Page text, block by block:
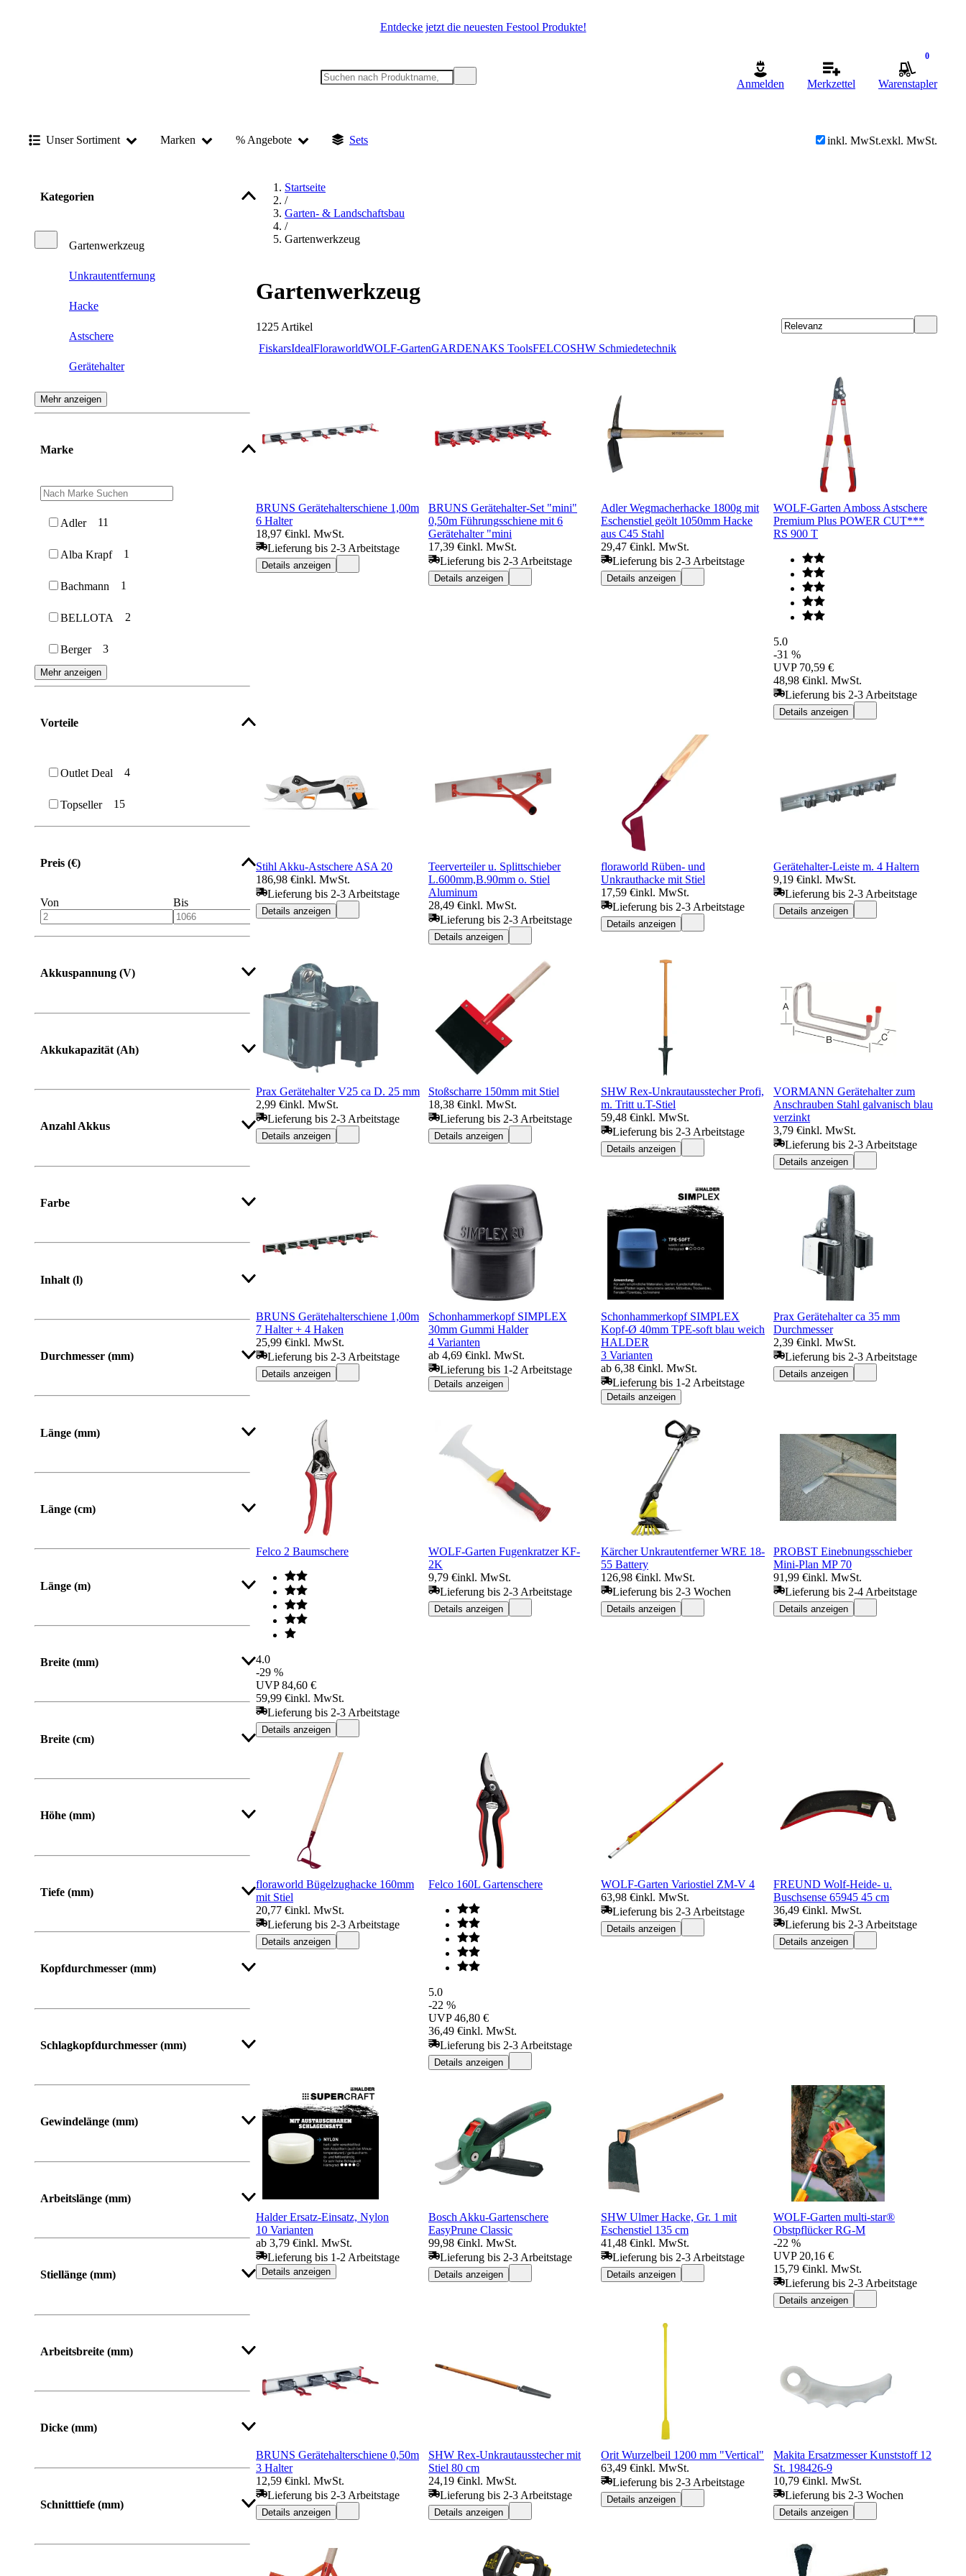
Entdecke jetzt die neuesten Festool Produkte!
Anmelden Merkzettel
0
Warenstapler
Unser Sortiment Marken % Angebote Sets inkl. MwSt.exkl. MwSt.
Kategorien
Gartenwerkzeug
Unkrautentfernung
Hacke
Astschere
Gerätehalter
Rechen
Teleskopstangen
Gartenschere
Axt
Beil
Blumenkelle
Rasenkantenschere
Abfüllschaufel
Kultivator
Mehr anzeigen
Marke
Adler 11
Alba Krapf 1
Bachmann 1
BELLOTA 2
Berger 3
Mehr anzeigen
Vorteile
Outlet Deal 4
Topseller 15
Preis (€)
Von Bis
Akkuspannung (V)
Akkukapazität (Ah)
Anzahl Akkus
Farbe
Inhalt (l)
Durchmesser (mm)
Länge (mm)
Von Bis
Länge (cm)
Länge (m)
Breite (mm)
Von Bis
Breite (cm)
Höhe (mm)
Von Bis
Tiefe (mm)
Kopfdurchmesser (mm)
Schlagkopfdurchmesser (mm)
Gewindelänge (mm)
Arbeitslänge (mm)
Stiellänge (mm)
Arbeitsbreite (mm)
Dicke (mm)
Schnitttiefe (mm)
Startseite
/
Garten- & Landschaftsbau
/
Gartenwerkzeug
Gartenwerkzeug
1225 Artikel
FiskarsIdealFloraworldWOLF-GartenGARDENAKS ToolsFELCOSHW Schmiedetechnik
BRUNS Gerätehalterschiene 1,00m
6 Halter
18,97 €inkl. MwSt.
Lieferung bis 2-3 Arbeitstage
Details anzeigen
BRUNS Gerätehalter-Set "mini"
0,50m Führungsschiene mit 6
Gerätehalter "mini
17,39 €inkl. MwSt.
Lieferung bis 2-3 Arbeitstage
Details anzeigen
Adler Wegmacherhacke 1800g mit
Eschenstiel geölt 1050mm Hacke
aus C45 Stahl
29,47 €inkl. MwSt.
Lieferung bis 2-3 Arbeitstage
Details anzeigen
WOLF-Garten Amboss Astschere
Premium Plus POWER CUT***
RS 900 T
5.0
-31 %
UVP 70,59 €
48,98 €inkl. MwSt.
Lieferung bis 2-3 Arbeitstage
Details anzeigen
Stihl Akku-Astschere ASA 20
186,98 €inkl. MwSt.
Lieferung bis 2-3 Arbeitstage
Details anzeigen
Teerverteiler u. Splittschieber
L.600mm,B.90mm o. Stiel
Aluminum
28,49 €inkl. MwSt.
Lieferung bis 2-3 Arbeitstage
Details anzeigen
floraworld Rüben- und
Unkrauthacke mit Stiel
17,59 €inkl. MwSt.
Lieferung bis 2-3 Arbeitstage
Details anzeigen
Gerätehalter-Leiste m. 4 Haltern
9,19 €inkl. MwSt.
Lieferung bis 2-3 Arbeitstage
Details anzeigen
Prax Gerätehalter V25 ca D. 25 mm
2,99 €inkl. MwSt.
Lieferung bis 2-3 Arbeitstage
Details anzeigen
Stoßscharre 150mm mit Stiel
18,38 €inkl. MwSt.
Lieferung bis 2-3 Arbeitstage
Details anzeigen
SHW Rex-Unkrautausstecher Profi,
m. Tritt u.T-Stiel
59,48 €inkl. MwSt.
Lieferung bis 2-3 Arbeitstage
Details anzeigen
VORMANN Gerätehalter zum
Anschrauben Stahl galvanisch blau
verzinkt
3,79 €inkl. MwSt.
Lieferung bis 2-3 Arbeitstage
Details anzeigen
BRUNS Gerätehalterschiene 1,00m
7 Halter + 4 Haken
25,99 €inkl. MwSt.
Lieferung bis 2-3 Arbeitstage
Details anzeigen
Schonhammerkopf SIMPLEX
30mm Gummi Halder
4 Varianten
ab 4,69 €inkl. MwSt.
Lieferung bis 1-2 Arbeitstage
Details anzeigen
Schonhammerkopf SIMPLEX
Kopf-Ø 40mm TPE-soft blau weich
HALDER
3 Varianten
ab 6,38 €inkl. MwSt.
Lieferung bis 1-2 Arbeitstage
Details anzeigen
Prax Gerätehalter ca 35 mm
Durchmesser
2,39 €inkl. MwSt.
Lieferung bis 2-3 Arbeitstage
Details anzeigen
Felco 2 Baumschere
4.0
-29 %
UVP 84,60 €
59,99 €inkl. MwSt.
Lieferung bis 2-3 Arbeitstage
Details anzeigen
WOLF-Garten Fugenkratzer KF-
2K
9,79 €inkl. MwSt.
Lieferung bis 2-3 Arbeitstage
Details anzeigen
Kärcher Unkrautentferner WRE 18-
55 Battery
126,98 €inkl. MwSt.
Lieferung bis 2-3 Wochen
Details anzeigen
PROBST Einebnungsschieber
Mini-Plan MP 70
91,99 €inkl. MwSt.
Lieferung bis 2-4 Arbeitstage
Details anzeigen
floraworld Bügelzughacke 160mm
mit Stiel
20,77 €inkl. MwSt.
Lieferung bis 2-3 Arbeitstage
Details anzeigen
Felco 160L Gartenschere
5.0
-22 %
UVP 46,80 €
36,49 €inkl. MwSt.
Lieferung bis 2-3 Arbeitstage
Details anzeigen
WOLF-Garten Variostiel ZM-V 4
63,98 €inkl. MwSt.
Lieferung bis 2-3 Arbeitstage
Details anzeigen
FREUND Wolf-Heide- u.
Buschsense 65945 45 cm
36,49 €inkl. MwSt.
Lieferung bis 2-3 Arbeitstage
Details anzeigen
Halder Ersatz-Einsatz, Nylon
10 Varianten
ab 3,79 €inkl. MwSt.
Lieferung bis 1-2 Arbeitstage
Details anzeigen
Bosch Akku-Gartenschere
EasyPrune Classic
99,98 €inkl. MwSt.
Lieferung bis 2-3 Arbeitstage
Details anzeigen
SHW Ulmer Hacke, Gr. 1 mit
Eschenstiel 135 cm
41,48 €inkl. MwSt.
Lieferung bis 2-3 Arbeitstage
Details anzeigen
WOLF-Garten multi-star®
Obstpflücker RG-M
-22 %
UVP 20,16 €
15,79 €inkl. MwSt.
Lieferung bis 2-3 Arbeitstage
Details anzeigen
BRUNS Gerätehalterschiene 0,50m
3 Halter
12,59 €inkl. MwSt.
Lieferung bis 2-3 Arbeitstage
Details anzeigen
SHW Rex-Unkrautausstecher mit
Stiel 80 cm
24,19 €inkl. MwSt.
Lieferung bis 2-3 Arbeitstage
Details anzeigen
Orit Wurzelbeil 1200 mm "Vertical"
63,49 €inkl. MwSt.
Lieferung bis 2-3 Arbeitstage
Details anzeigen
Makita Ersatzmesser Kunststoff 12
St. 198426-9
10,79 €inkl. MwSt.
Lieferung bis 2-3 Wochen
Details anzeigen